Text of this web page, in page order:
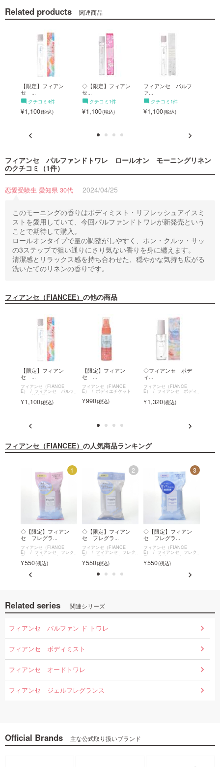
Related products 関連商品
【限定】フィアン
セ ...
クチコミ4件
1,100
◇【限定】フィアン
セ...
クチコミ1件
1,100
フィアンセ パルフ
ァ...
クチコミ1件
1,100
フィアンセ パルファンドトワレ ロールオン モーニングリネン
のクチコミ（1件）
恋愛受験生 愛知県 30代 2024/04/25
このモーニングの香りはボディミスト・リフレッシュアイスミ
ストを愛用していて、今回パルファンドトワレが新発売という
ことで期待して購入。
ロールオンタイプで量の調整がしやすく、ポン・クルッ・サッ
の3ステップで狙い通りにさり気ない香りを身に纏えます。
清潔感とリラックス感を持ち合わせた、穏やかな気持ち広がる
洗いたてのリネンの香りです。
フィアンセ（FIANCEE） の他の商品
【限定】フィアン
セ ...
フィアンセ（FIANCE
E） フィアンセ パルフ
ァン ド トワレ
1,100
【限定】フィアン
セ ...
フィアンセ（FIANCE
E） ボディエチケット
990
◇フィアンセ ボデ
ィ...
フィアンセ（FIANCE
E） フィアンセ ボディ
ミスト
1,320
フィアンセ（FIANCEE） の人気商品ランキング
1
◇【限定】フィアン
セ フレグラ...
フィアンセ（FIANCE
E） フィアンセ フレグ
ランスボディシート
550
2
◇【限定】フィアン
セ フレグラ...
フィアンセ（FIANCE
E） フィアンセ フレグ
ランスボディシート
550
3
◇【限定】フィアン
セ フレグラ...
フィアンセ（FIANCE
E） フィアンセ フレグ
ランスボディシート
550
Related series 関連シリーズ
フィアンセ パルファン ド トワレ
フィアンセ ボディミスト
フィアンセ オードトワレ
フィアンセ ジェルフレグランス
Official Brands 主な公式取り扱いブランド